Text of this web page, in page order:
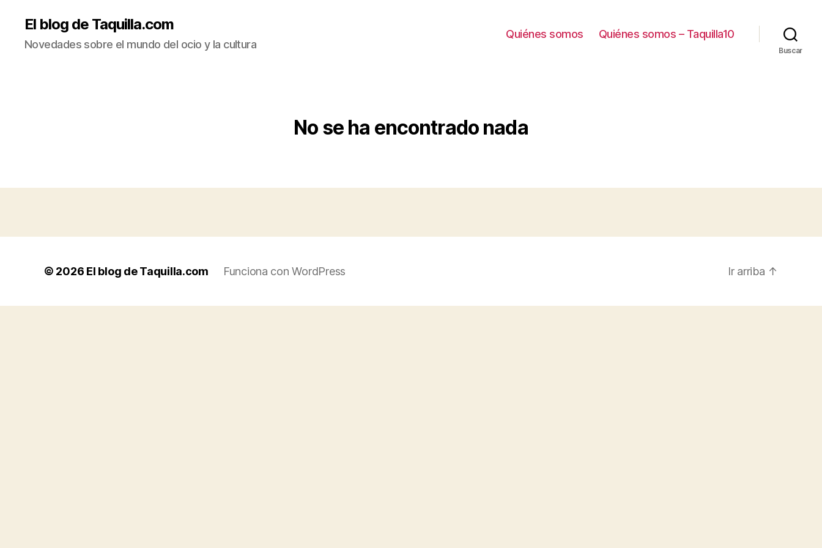
El blog de Taquilla.com
Novedades sobre el mundo del ocio y la cultura
Quiénes somos Quiénes somos – Taquilla10
Buscar
No se ha encontrado nada
© 2026 El blog de Taquilla.com Funciona con WordPress Ir arriba ↑